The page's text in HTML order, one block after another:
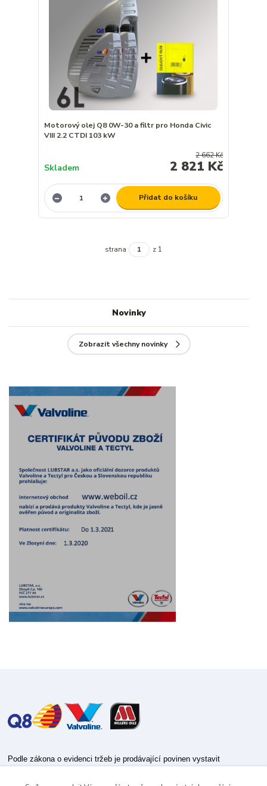
Motorový olej Q8 0W-30 a filtr pro Honda Civic
VIII 2.2 CTDI 103 kW
2 662 Kč
2 821 Kč
Skladem
Přidat do košíku
strana z 1
Novinky
Zobrazit všechny novinky
Podle zákona o evidenci tržeb je prodávající povinen vystavit